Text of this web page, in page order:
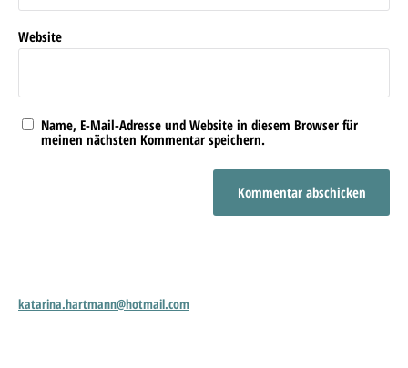
Website
Name, E-Mail-Adresse und Website in diesem Browser für
meinen nächsten Kommentar speichern.
katarina.hartmann@hotmail.com